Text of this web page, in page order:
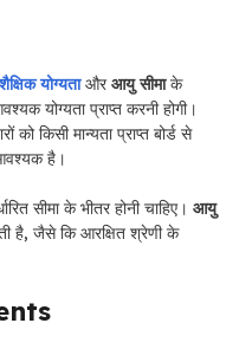
शैक्षिक योग्यताऔरआयु सीमाके
योग्यता प्राप्त करनी होगी।
किसी मान्यता प्राप्त बोर्ड से
आवश्यक है।
सीमा के भीतर होनी चाहिए। आयु
है, जैसे कि आरक्षित श्रेणी के